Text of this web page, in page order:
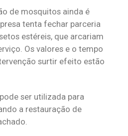
de mosquitos ainda é
tenta fechar parceria
estéreis, que arcariam
Os valores e o tempo
surtir efeito estão
ser utilizada para
a restauração de